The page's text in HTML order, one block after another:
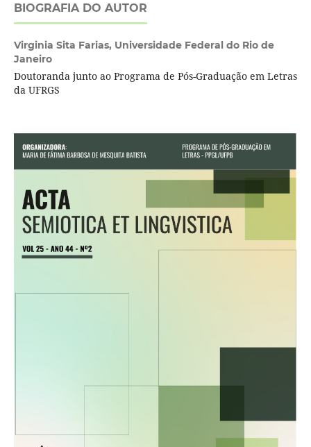
BIOGRAFIA DO AUTOR
Virginia Sita Farias, Universidade Federal do Rio de
Janeiro
Doutoranda junto ao Programa de Pós-Graduação em Letras
da UFRGS